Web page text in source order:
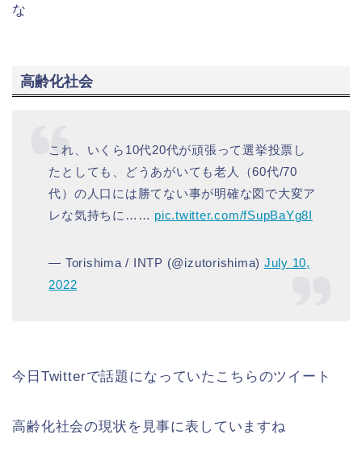
な
高齢化社会
これ、いくら10代20代が頑張って選挙投票し
たとしても、どうあがいても老人（60代/70
代）の人口には勝てない事が明確な図で大変ア
レな気持ちに…… pic.twitter.com/fSupBaYg8I
— Torishima / INTP (@izutorishima) July 10,
2022
今日Twitterで話題になっていたこちらのツイート
高齢化社会の現状を見事に表していますね